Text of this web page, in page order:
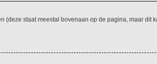
(deze staat meestal bovenaan op de pagina, maar dit